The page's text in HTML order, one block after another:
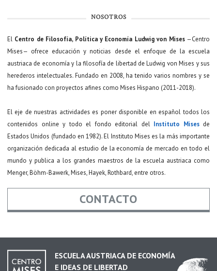
NOSOTROS
El Centro de Filosofía, Política y Economía Ludwig von Mises—Centro
Mises— ofrece educación y noticias desde el enfoque de la escuela
austriaca de economía y la filosofía de libertad de Ludwig von Mises y sus
herederos intelectuales. Fundado en 2008, ha tenido varios nombres y se
ha fusionado con proyectos afines como Mises Hispano (2011-2018).
El eje de nuestras actividades es poner disponible en español todos los
contenidos online y todo el fondo editorial del Instituto Misesde
Estados Unidos (fundado en 1982). El Instituto Mises es la más importante
organización dedicada al estudio de la economía de mercado en todo el
mundo y publica a los grandes maestros de la escuela austriaca como
Menger, Böhm-Bawerk, Mises, Hayek, Rothbard, entre otros.
CONTACTO
ESCUELA AUSTRIACA DE ECONOMÍA
E IDEAS DE LIBERTAD